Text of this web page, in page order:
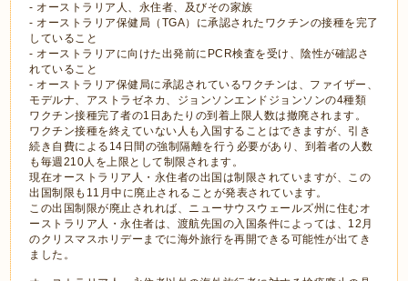
- オーストラリア人、永住者、及びその家族
- オーストラリア保健局（TGA）に承認されたワクチンの接種を完了
していること
- オーストラリアに向けた出発前にPCR検査を受け、陰性が確認さ
れていること
- オーストラリア保健局に承認されているワクチンは、ファイザー、
モデルナ、アストラゼネカ、ジョンソンエンドジョンソンの4種類
ワクチン接種完了者の1日あたりの到着上限人数は撤廃されます。
ワクチン接種を終えていない人も入国することはできますが、引き
続き自費による14日間の強制隔離を行う必要があり、到着者の人数
も毎週210人を上限として制限されます。
現在オーストラリア人・永住者の出国は制限されていますが、この
出国制限も11月中に廃止されることが発表されています。
この出国制限が廃止されれば、ニューサウスウェールズ州に住むオ
ーストラリア人・永住者は、渡航先国の入国条件によっては、12月
のクリスマスホリデーまでに海外旅行を再開できる可能性が出てき
ました。